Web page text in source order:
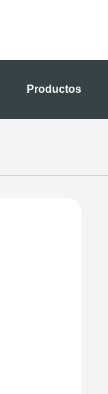
Productos